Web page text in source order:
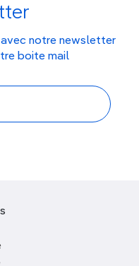
avec notre newsletter
boite mail